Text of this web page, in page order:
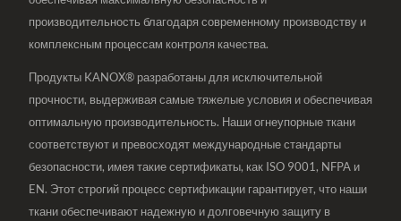
производительность благодаря современному производству и
комплексным процессам контроля качества.
Продукты KANOX® разработаны для исключительной
прочности, выдерживая самые тяжелые условия и обеспечивая
оптимальную производительность. Наши огнеупорные ткани
соответствуют и превосходят международные стандарты
безопасности, имея такие сертификаты, как ISO 9001, NFPA и
EN. Этот строгий процесс сертификации гарантирует, что наши
ткани обеспечивают надежную и долговечную защиту в